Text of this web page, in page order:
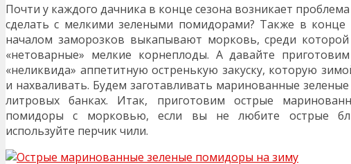
Почти у каждого дачника в конце сезона возникает
сделать с мелкими зелеными помидорами? Также в конце
началом заморозков выкапывают морковь, среди
«нетоварные» мелкие корнеплоды. А давайте
«неликвида» аппетитную остренькую закуску, которую
и нахваливать. Будем заготавливать маринованные
литровых банках. Итак, приготовим острые
помидоры с морковью, если вы не любите острые
используйте перчик чили.